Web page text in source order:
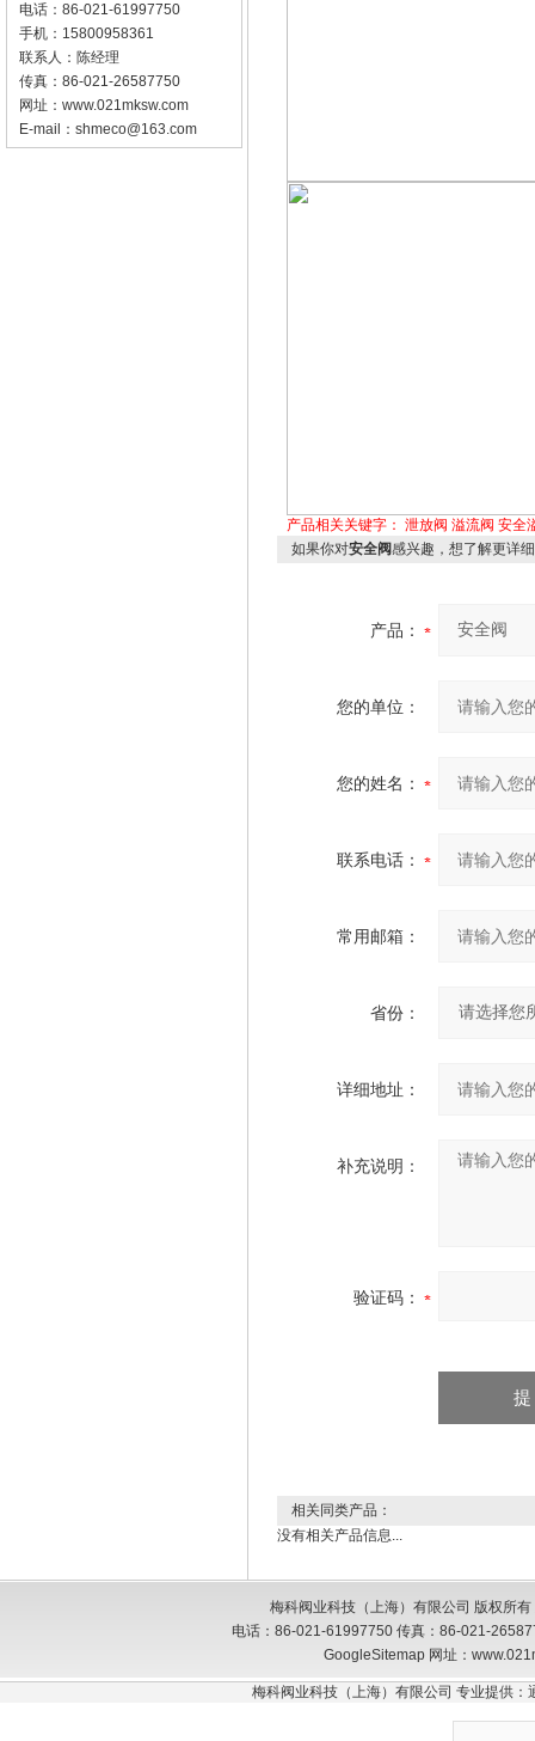
电话：86-021-61997750
手机：15800958361
联系人：陈经理
传真：86-021-26587750
网址： www.021mksw.com
E-mail： shmeco@163.com
产品相关关键字： 泄放阀 溢流阀 安全
如果你对安全阀感兴趣，想了解更详
产品：
您的单位：
您的姓名：
联系电话：
常用邮箱：
省份：
详细地址：
补充说明：
验证码：
相关同类产品：
没有相关产品信息...
梅科阀业科技（上海）有限公司 版权所
电话：86-021-61997750 传真：86-021-
GoogleSitemap网址：
梅科阀业科技（上海）有限公司 专业提供